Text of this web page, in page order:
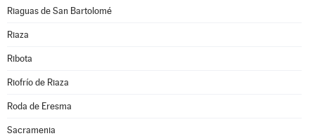
Riaguas de San Bartolomé
Riaza
Ribota
Riofrío de Riaza
Roda de Eresma
Sacramenia